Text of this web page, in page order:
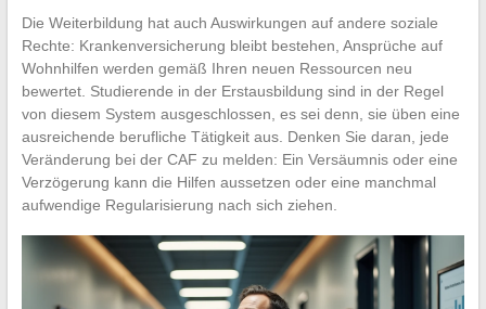
Die Weiterbildung hat auch Auswirkungen auf andere soziale
Rechte: Krankenversicherung bleibt bestehen, Ansprüche auf
Wohnhilfen werden gemäß Ihren neuen Ressourcen neu
bewertet. Studierende in der Erstausbildung sind in der Regel
von diesem System ausgeschlossen, es sei denn, sie üben eine
ausreichende berufliche Tätigkeit aus. Denken Sie daran, jede
Veränderung bei der CAF zu melden: Ein Versäumnis oder eine
Verzögerung kann die Hilfen aussetzen oder eine manchmal
aufwendige Regularisierung nach sich ziehen.